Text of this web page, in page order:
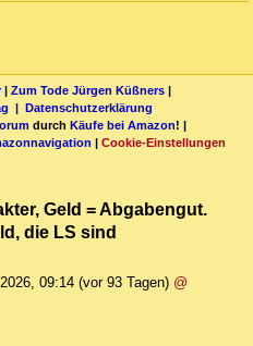
| Zum Tode Jürgen Küßners |
| Datenschutzerklärung
durch Käufe bei Amazon! |
| Cookie-Einstellungen
Geld = Abgabengut.
die LS sind
09:14 (vor 93 Tagen) @